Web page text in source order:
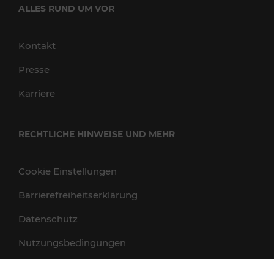
ALLES RUND UM VOR
Kontakt
Presse
Karriere
RECHTLICHE HINWEISE UND MEHR
Cookie Einstellungen
Barrierefreiheitserklärung
Datenschutz
Nutzungsbedingungen